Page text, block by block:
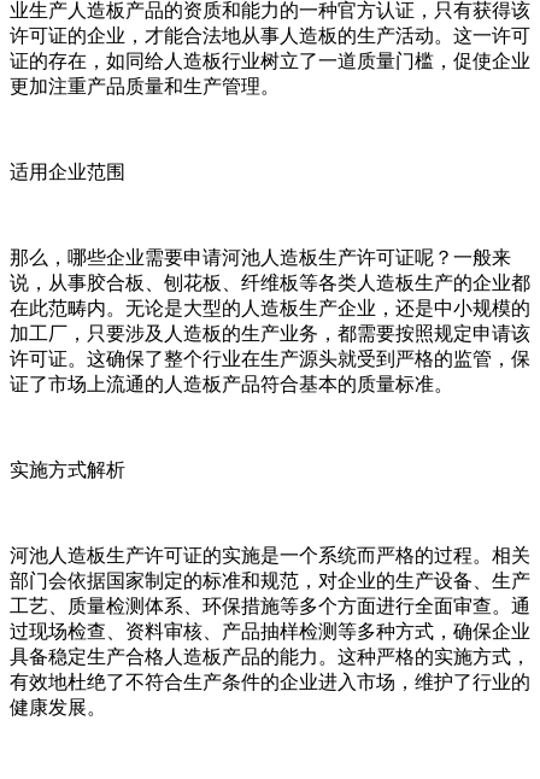
业生产人造板产品的资质和能力的一种官方认证，只有获得该
许可证的企业，才能合法地从事人造板的生产活动。这一许可
证的存在，如同给人造板行业树立了一道质量门槛，促使企业
更加注重产品质量和生产管理。
适用企业范围
那么，哪些企业需要申请河池人造板生产许可证呢？一般来
说，从事胶合板、刨花板、纤维板等各类人造板生产的企业都
在此范畴内。无论是大型的人造板生产企业，还是中小规模的
加工厂，只要涉及人造板的生产业务，都需要按照规定申请该
许可证。这确保了整个行业在生产源头就受到严格的监管，保
证了市场上流通的人造板产品符合基本的质量标准。
实施方式解析
河池人造板生产许可证的实施是一个系统而严格的过程。相关
部门会依据国家制定的标准和规范，对企业的生产设备、生产
工艺、质量检测体系、环保措施等多个方面进行全面审查。通
过现场检查、资料审核、产品抽样检测等多种方式，确保企业
具备稳定生产合格人造板产品的能力。这种严格的实施方式，
有效地杜绝了不符合生产条件的企业进入市场，维护了行业的
健康发展。